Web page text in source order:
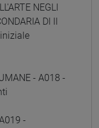
NEGLI
DI II
- A018 -
-